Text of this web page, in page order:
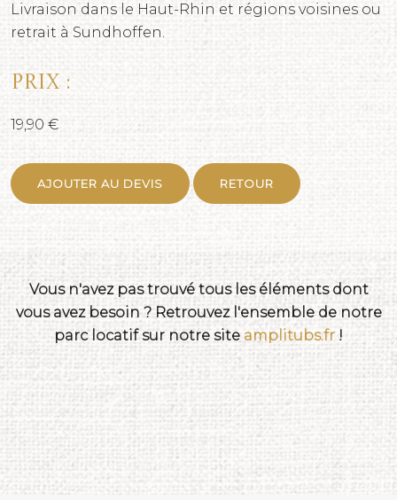
Livraison dans le Haut-Rhin et régions voisines ou
retrait à Sundhoffen.
Prix :
19,90 €
AJOUTER AU DEVIS RETOUR
Vous n'avez pas trouvé tous les éléments dont
vous avez besoin ? Retrouvez l'ensemble de notre
parc locatif sur notre site amplitubs.fr !